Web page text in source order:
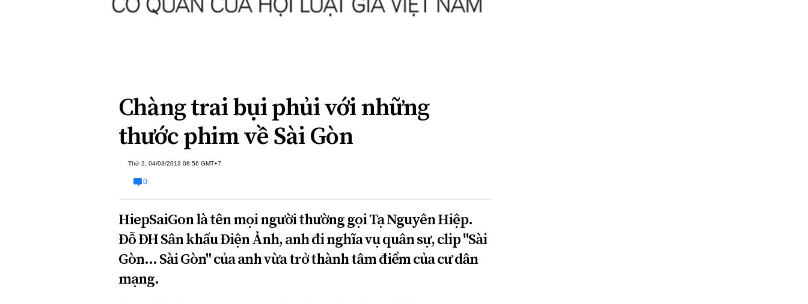
ĐA CHIỀU INFOCUS
Chàng trai bụi phủi với những
thước phim về Sài Gòn
Thứ 2, 04/03/2013 08:56 GMT+7
0
HiepSaiGon là tên mọi người thường gọi Tạ Nguyên Hiệp.
Đỗ ĐH Sân khấu Điện Ảnh, anh đi nghĩa vụ quân sự, clip "Sài
Gòn... Sài Gòn" của anh vừa trở thành tâm điểm của cư dân
mạng.